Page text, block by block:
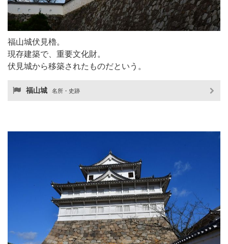
福山城伏見櫓。
現存建築で、重要文化財。
伏見城から移築されたものだという。
福山城 名所・史跡